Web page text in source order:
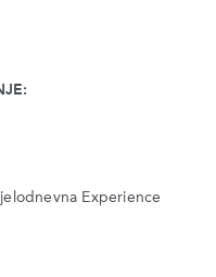
Experience